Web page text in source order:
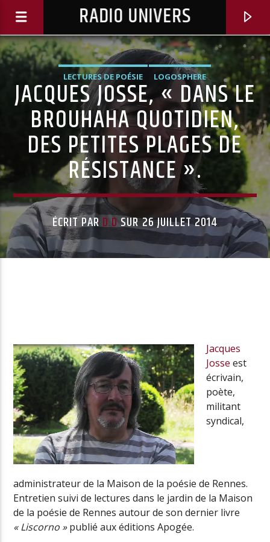
RADIO UNIVERS
Titre diffusé :
LECTURES DE POÉSIE
LOGOSPHERE
PODCASTS ET CONFÉRENCES
JACQUES JOSSE, « DANS LE
BROUHAHA QUOTIDIEN,
DES PETITES PLAGES DE
RÉSISTANCE ».
ÉCRIT PARD.DSUR 26 JUILLET 2014
Jacques
Josse est
écrivain,
poète,
militant
syndical,
administrateur de la Maison de la poésie de Rennes.
Entretien suivi de lectures dans le jardin de la Maison
de la poésie de Rennes autour de son dernier livre
« Liscorno »publié aux éditions Apogée.